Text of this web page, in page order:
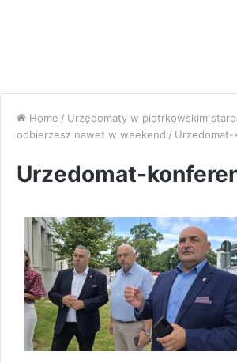
Home / Urzędomaty w piotrkowskim
odbierzesz nawet w weekend /
Urzedomat-